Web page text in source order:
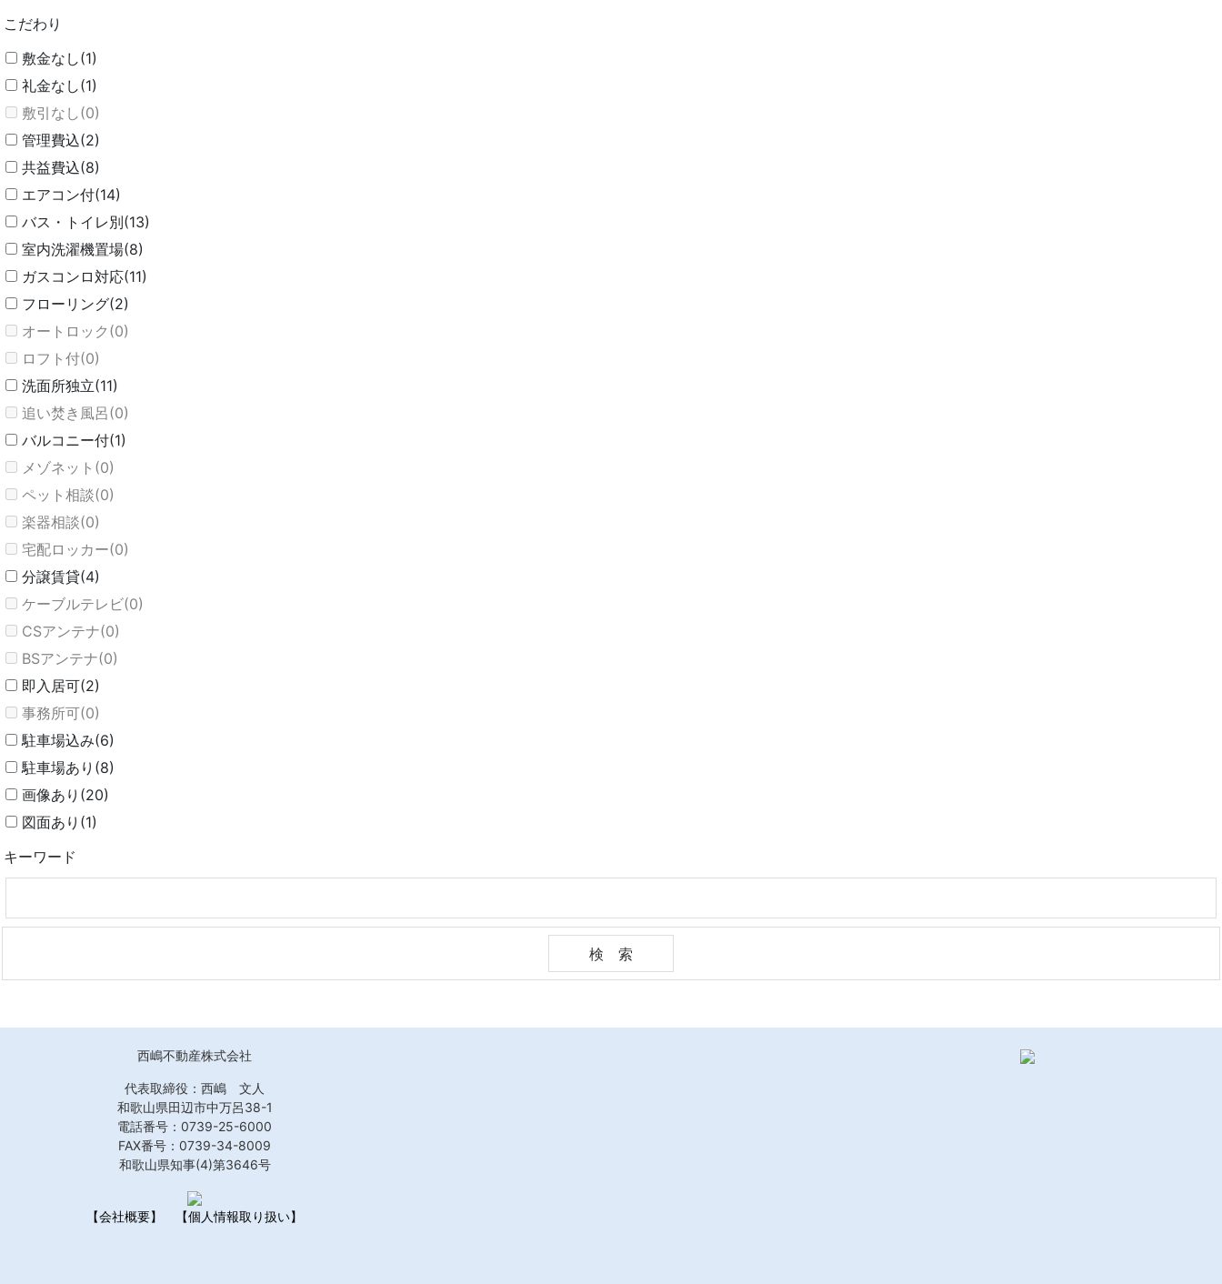
こだわり
敷金なし(1)
礼金なし(1)
敷引なし(0)
管理費込(2)
共益費込(8)
エアコン付(14)
バス・トイレ別(13)
室内洗濯機置場(8)
ガスコンロ対応(11)
フローリング(2)
オートロック(0)
ロフト付(0)
洗面所独立(11)
追い焚き風呂(0)
バルコニー付(1)
メゾネット(0)
ペット相談(0)
楽器相談(0)
宅配ロッカー(0)
分譲賃貸(4)
ケーブルテレビ(0)
CSアンテナ(0)
BSアンテナ(0)
即入居可(2)
事務所可(0)
駐車場込み(6)
駐車場あり(8)
画像あり(20)
図面あり(1)
キーワード
西嶋不動産株式会社
代表取締役：西嶋 文人
和歌山県田辺市中万呂38-1
電話番号：0739-25-6000
FAX番号：0739-34-8009
和歌山県知事(4)第3646号
【会社概要】 【個人情報取り扱い】